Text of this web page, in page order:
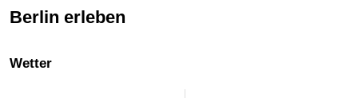
Berlin erleben
Wetter